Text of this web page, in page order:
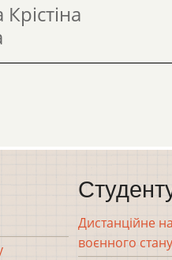
Дистанційне
воєнного стану